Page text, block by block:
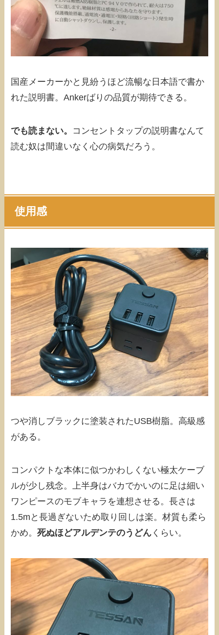
国産メーカーかと見紛うほど流暢な日本語で書か
れた説明書。Ankerばりの品質が期待できる。
でも読まない。 コンセントタップの説明書なんて
読む奴は間違いなく心の病気だろう。
使用感
つや消しブラックに塗装されたUSB樹脂。高級感
がある。
コンパクトな本体に似つかわしくない極太ケーブ
ルが少し残念。上半身はバカでかいのに足は細い
ワンピースのモブキャラを連想させる。長さは
1.5mと長過ぎないため取り回しは楽。材質も柔ら
かめ。死ぬほどアルデンテのうどん くらい。